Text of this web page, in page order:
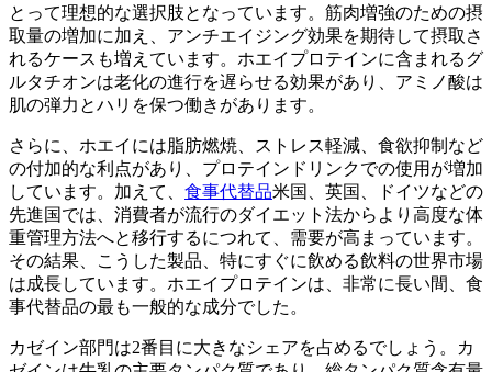
とって理想的な選択肢となっています。筋肉増強のための摂
取量の増加に加え、アンチエイジング効果を期待して摂取さ
れるケースも増えています。ホエイプロテインに含まれるグ
ルタチオンは老化の進行を遅らせる効果があり、アミノ酸は
肌の弾力とハリを保つ働きがあります。
さらに、ホエイには脂肪燃焼、ストレス軽減、食欲抑制など
の付加的な利点があり、プロテインドリンクでの使用が増加
しています。加えて、 食事代替品米国、英国、ドイツなどの
先進国では、消費者が流行のダイエット法からより高度な体
重管理方法へと移行するにつれて、需要が高まっています。
その結果、こうした製品、特にすぐに飲める飲料の世界市場
は成長しています。ホエイプロテインは、非常に長い間、食
事代替品の最も一般的な成分でした。
カゼイン部門は2番目に大きなシェアを占めるでしょう。カ